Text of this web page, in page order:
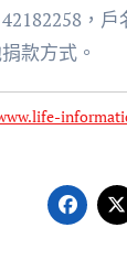
，
款方式。